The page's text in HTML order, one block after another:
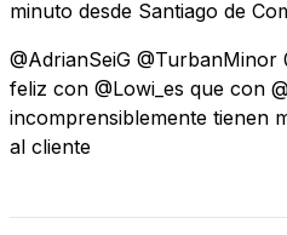
minuto desde Santiago de
@AdrianSeiG @TurbanMinor
feliz con @Lowi_es que con
incomprensiblemente tienen
al cliente